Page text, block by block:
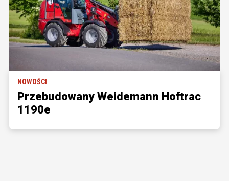
NOWOŚCI
Przebudowany Weidemann Hoftrac
1190e